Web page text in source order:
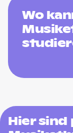
Wo
Hier sind